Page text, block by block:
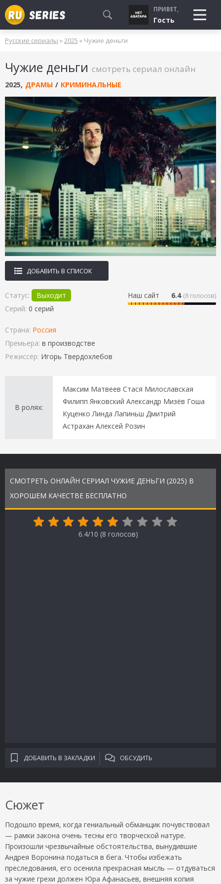
СМОТРЮ
БУДУ СМОТРЕТЬ
УЖЕ СМОТРЕЛ
ПРИВЕТ,
Гость
Русские сериалы »2025 » Чужие деньги
Чужие деньги смотреть сериал онлайн
2025, ДРАМЫ / КРИМИНАЛЬНЫЕ
ДОБАВИТЬ В СПИСОК
Наш сайт 6.4 (8 голосов)
Статус:
Выходит
Серий: 0 серий
Страна: Россия
Премьера: в производстве
Режиссёр: Игорь Твердохлебов
В ролях:
Максим Матвеев Стася Милославская
Филипп Янковский Александр Мизёв Гоша
Куценко Линда Лапиньш Дмитрий
Астрахан Алексей Розин
СМОТРЕТЬ ОНЛАЙН СЕРИАЛ ЧУЖИЕ ДЕНЬГИ (2025) В
ХОРОШЕМ КАЧЕСТВЕ БЕСПЛАТНО
6.4/10 (8 голосов)
ДОБАВИТЬ В ЗАКЛАДКИ ОБСУДИТЬ
Сюжет
Подошло время, когда гениальный обманщик почувствовал
— рамки закона очень тесны его творческой натуре.
Произошли чрезвычайные обстоятельства, вынудившие
Андрея Воронина податься в бега. Чтобы избежать
преследования, его осенила прекрасная мысль — отдуваться
за чужие грехи должен Юра Афанасьев, внешняя копия